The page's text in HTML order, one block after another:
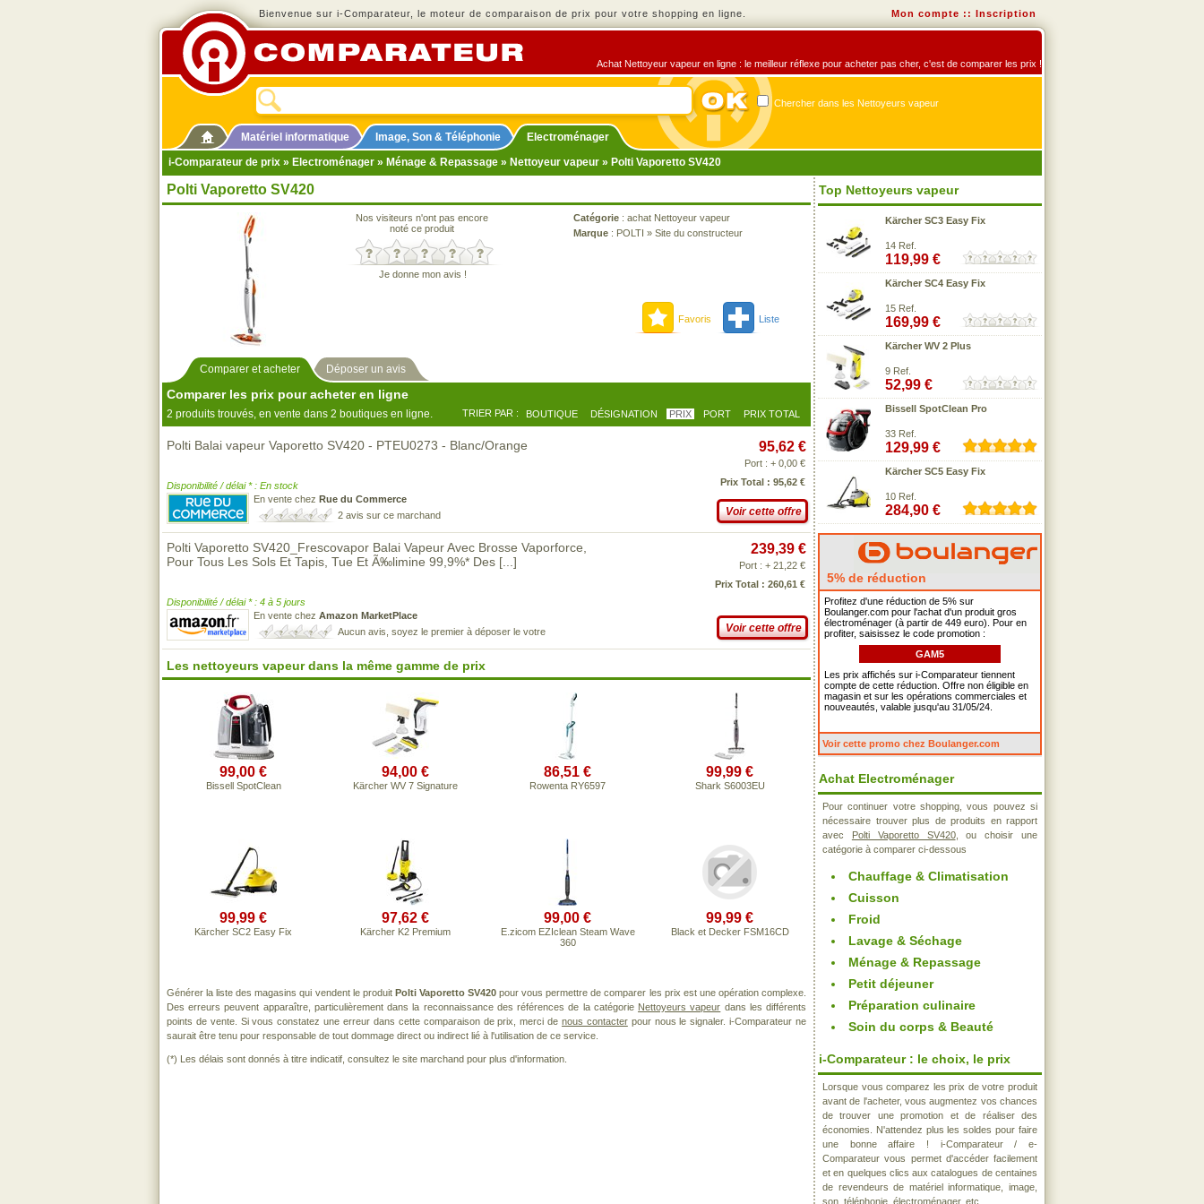
Bienvenue sur i-Comparateur, le moteur de comparaison de prix pour votre shopping en ligne. Mon compte :: Inscription
Achat Nettoyeur vapeur en ligne : le meilleur réflexe pour acheter pas cher, c'est de comparer les prix !
Chercher dans les Nettoyeurs vapeur
Matériel informatique Image, Son & Téléphonie
Electroménager
i-Comparateur de prix » Electroménager » Ménage & Repassage » Nettoyeur vapeur » Polti Vaporetto SV420
Polti Vaporetto SV420
Nos visiteurs n'ont pas encore
noté ce produit
Je donne mon avis !
Catégorie : achat Nettoyeur vapeur
Marque : POLTI » Site du constructeur
Favoris Liste
Comparer et acheter Déposer un avis
Comparer les prix pour acheter en ligne
2 produits trouvés, en vente dans 2 boutiques en ligne. TRIER PAR : BOUTIQUE DÉSIGNATION PRIX PORT PRIX TOTAL
Polti Balai vapeur Vaporetto SV420 - PTEU0273 - Blanc/Orange
Disponibilité / délai * : En stock
En vente chez Rue du Commerce
2 avis sur ce marchand
95,62 €
Port : + 0,00 €
Prix Total : 95,62 €
Voir cette offre
Polti Vaporetto SV420_Frescovapor Balai Vapeur Avec Brosse Vaporforce,
Pour Tous Les Sols Et Tapis, Tue Et Ã‰limine 99,9%* Des [...]
Disponibilité / délai * : 4 à 5 jours
En vente chez Amazon MarketPlace
Aucun avis, soyez le premier à déposer le votre
239,39 €
Port : + 21,22 €
Prix Total : 260,61 €
Voir cette offre
Les nettoyeurs vapeur dans la même gamme de prix
99,00 €
Bissell SpotClean
94,00 €
Kärcher WV 7 Signature
86,51 €
Rowenta RY6597
99,99 €
Shark S6003EU
99,99 €
Kärcher SC2 Easy Fix
97,62 €
Kärcher K2 Premium
99,00 €
E.zicom EZIclean Steam Wave
360
99,99 €
Black et Decker FSM16CD
Générer la liste des magasins qui vendent le produit Polti Vaporetto SV420 pour vous permettre de comparer les prix est une opération complexe.
Des erreurs peuvent apparaître, particulièrement dans la reconnaissance des références de la catégorie Nettoyeurs vapeur dans les différents
points de vente. Si vous constatez une erreur dans cette comparaison de prix, merci de nous contacterpour nous le signaler. i-Comparateur ne
saurait être tenu pour responsable de tout dommage direct ou indirect lié à l'utilisation de ce service.
(*) Les délais sont donnés à titre indicatif, consultez le site marchand pour plus d'information.
Top Nettoyeurs vapeur
Kärcher SC3 Easy Fix
14 Ref.
119,99 €
Kärcher SC4 Easy Fix
15 Ref.
169,99 €
Kärcher WV 2 Plus
9 Ref.
52,99 €
Bissell SpotClean Pro
33 Ref.
129,99 €
Kärcher SC5 Easy Fix
10 Ref.
284,90 €
5% de réduction
Profitez d'une réduction de 5% sur
Boulanger.com pour l'achat d'un produit gros
électroménager (à partir de 449 euro). Pour en
profiter, saisissez le code promotion :
GAM5
Les prix affichés sur i-Comparateur tiennent
compte de cette réduction. Offre non éligible en
magasin et sur les opérations commerciales et
nouveautés, valable jusqu'au 31/05/24.
Voir cette promo chez Boulanger.com
Achat Electroménager
Pour continuer votre shopping, vous pouvez si
nécessaire trouver plus de produits en rapport
avec Polti Vaporetto SV420, ou choisir une
catégorie à comparer ci-dessous
Chauffage & Climatisation
Cuisson
Froid
Lavage & Séchage
Ménage & Repassage
Petit déjeuner
Préparation culinaire
Soin du corps & Beauté
i-Comparateur : le choix, le prix
Lorsque vous comparez les prix de votre produit
avant de l'acheter, vous augmentez vos chances
de trouver une promotion et de réaliser des
économies. N'attendez plus les soldes pour faire
une bonne affaire ! i-Comparateur / e-
Comparateur vous permet d'accéder facilement
et en quelques clics aux catalogues de centaines
de revendeurs de matériel informatique, image,
son, téléphonie, électroménager, etc..